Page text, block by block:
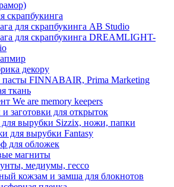
скрапбукинга
для скрапбукинга AB Studio
для скрапбукинга DREAMLIGHT-
декору
пасты FINNABAIR, Prima Marketing
ткань
We are memory keepers
заготовки для открыток
вырубки Sizzix, ножи, папки
для вырубки Fantasy
для обложек
магниты
медиумы, гессо
кожзам и замша для блокнотов